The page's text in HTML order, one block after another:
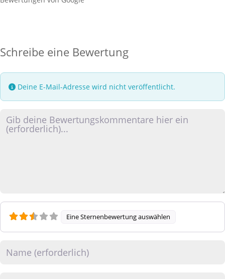
Schreibe eine Bewertung
Deine E-Mail-Adresse wird nicht veröffentlicht.
Rezensionstext
Eine Sternenbewertung auswählen